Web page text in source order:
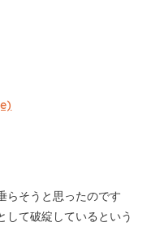
らそうと思ったのです
して破綻しているという